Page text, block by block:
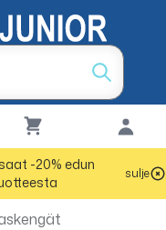
-20% edun
sulje